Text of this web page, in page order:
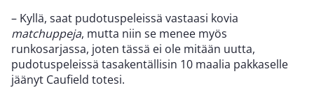
– Kyllä, saat pudotuspeleissä vastaasi kovia
matchuppeja, mutta niin se menee myös
runkosarjassa, joten tässä ei ole mitään uutta,
pudotuspeleissä tasakentällisin 10 maalia pakkaselle
jäänyt Caufield totesi.